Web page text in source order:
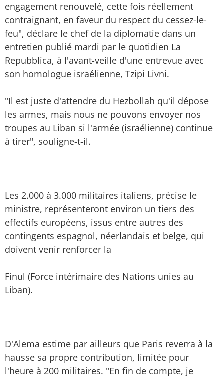
engagement renouvelé, cette fois réellement
contraignant, en faveur du respect du cessez-le-
feu", déclare le chef de la diplomatie dans un
entretien publié mardi par le quotidien La
Repubblica, à l'avant-veille d'une entrevue avec
son homologue israélienne, Tzipi Livni.
"Il est juste d'attendre du Hezbollah qu'il dépose
les armes, mais nous ne pouvons envoyer nos
troupes au Liban si l'armée (israélienne) continue
à tirer", souligne-t-il.
Les 2.000 à 3.000 militaires italiens, précise le
ministre, représenteront environ un tiers des
effectifs européens, issus entre autres des
contingents espagnol, néerlandais et belge, qui
doivent venir renforcer la
Finul (Force intérimaire des Nations unies au
Liban).
D'Alema estime par ailleurs que Paris reverra à la
hausse sa propre contribution, limitée pour
l'heure à 200 militaires. "En fin de compte, je